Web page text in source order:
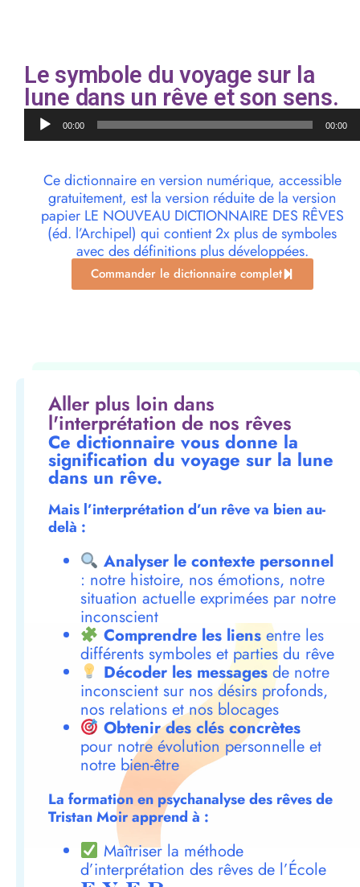
Le symbole du voyage sur la
lune dans un rêve et son sens.
Lecteur
audio00:00 00:00
Ce dictionnaire en version numérique, accessible
gratuitement, est la version réduite de la version
papier LE NOUVEAU DICTIONNAIRE DES RÊVES
(éd. l’Archipel) qui contient 2x plus de symboles
avec des définitions plus développées.
Commander le dictionnaire complet
Aller plus loin dans
l'interprétation de nos rêves
Ce dictionnaire vous donne la
signification du voyage sur la lune
dans un rêve.
Mais l’interprétation d’un rêve va bien au-
delà :
Analyser le contexte personnel
: notre histoire, nos émotions, notre
situation actuelle exprimées par notre
inconscient
Comprendre les liensentre les
différents symboles et parties du rêve
Décoder les messagesde notre
inconscient sur nos désirs profonds,
nos relations et nos blocages
Obtenir des clés concrètes
pour notre évolution personnelle et
notre bien-être
La formation en psychanalyse des rêves de
Tristan Moir apprend à :
Maîtriser la méthode
d’interprétation des rêves de l’École